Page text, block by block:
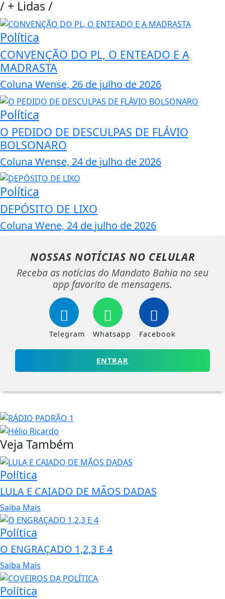
/ + Lidas/
Política
CONVENÇÃO DO PL, O ENTEADO E A
MADRASTA
Coluna Wense, 26 de julho de 2026
Política
O PEDIDO DE DESCULPAS DE FLÁVIO
BOLSONARO
Coluna Wense, 24 de julho de 2026
Política
DEPÓSITO DE LIXO
Coluna Wene, 24 de julho de 2026
NOSSAS NOTÍCIAS NO CELULAR
Receba as notícias do Mandato Bahia no seu
app favorito de mensagens.
Telegram Whatsapp Facebook
ENTRAR
Veja Também
Política
LULA E CAIADO DE MÃOS DADAS
Saiba Mais
Política
O ENGRAÇADO 1,2,3 E 4
Saiba Mais
Política